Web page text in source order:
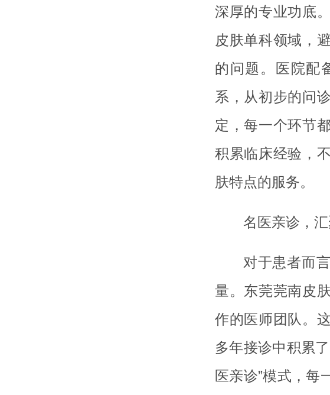
深厚的专业功底
皮肤单科领域，
的问题。医院配
系，从初步的问
定，每一个环节
积累临床经验，
肤特点的服务。
名医亲诊，
对于患者而
量。东莞莞南皮
作的医师团队。
多年接诊中积累
医亲诊”模式，每